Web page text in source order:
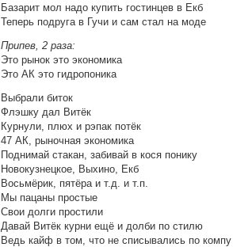
Базарит мол надо купить гостинцев в Екб
Теперь подруга в Гучи и сам стал на моде
Припев, 2 раза:
Это рынок это экономика
Это АК это гидропоника
Выбрали биток
Флэшку дал Витёк
Курнули, плюх и рэпак потёк
47 АК, рыночная экономика
Поднимай стакан, забивай в кося понику
Новокузнецкое, Выхино, Екб
Восьмёрик, пятёра и т.д. и т.п.
Мы пацаны простые
Свои долги простили
Давай Витёк курни ещё и долби по стилю
Ведь кайф в том, что не списывались по компу